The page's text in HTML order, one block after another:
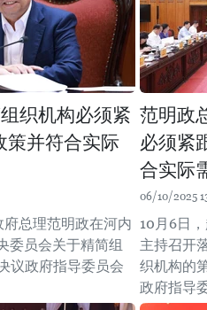
织机构必须紧
策并符合实际
总理范明政在河内
委员会关于精简组
议政府指导委员会
范明政
必须紧
合实际
06/10/2025
10月6日
主持召开
织机构的
政府指导